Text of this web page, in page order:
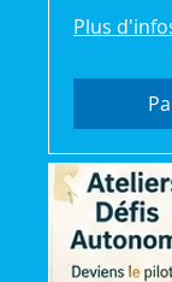
Plus